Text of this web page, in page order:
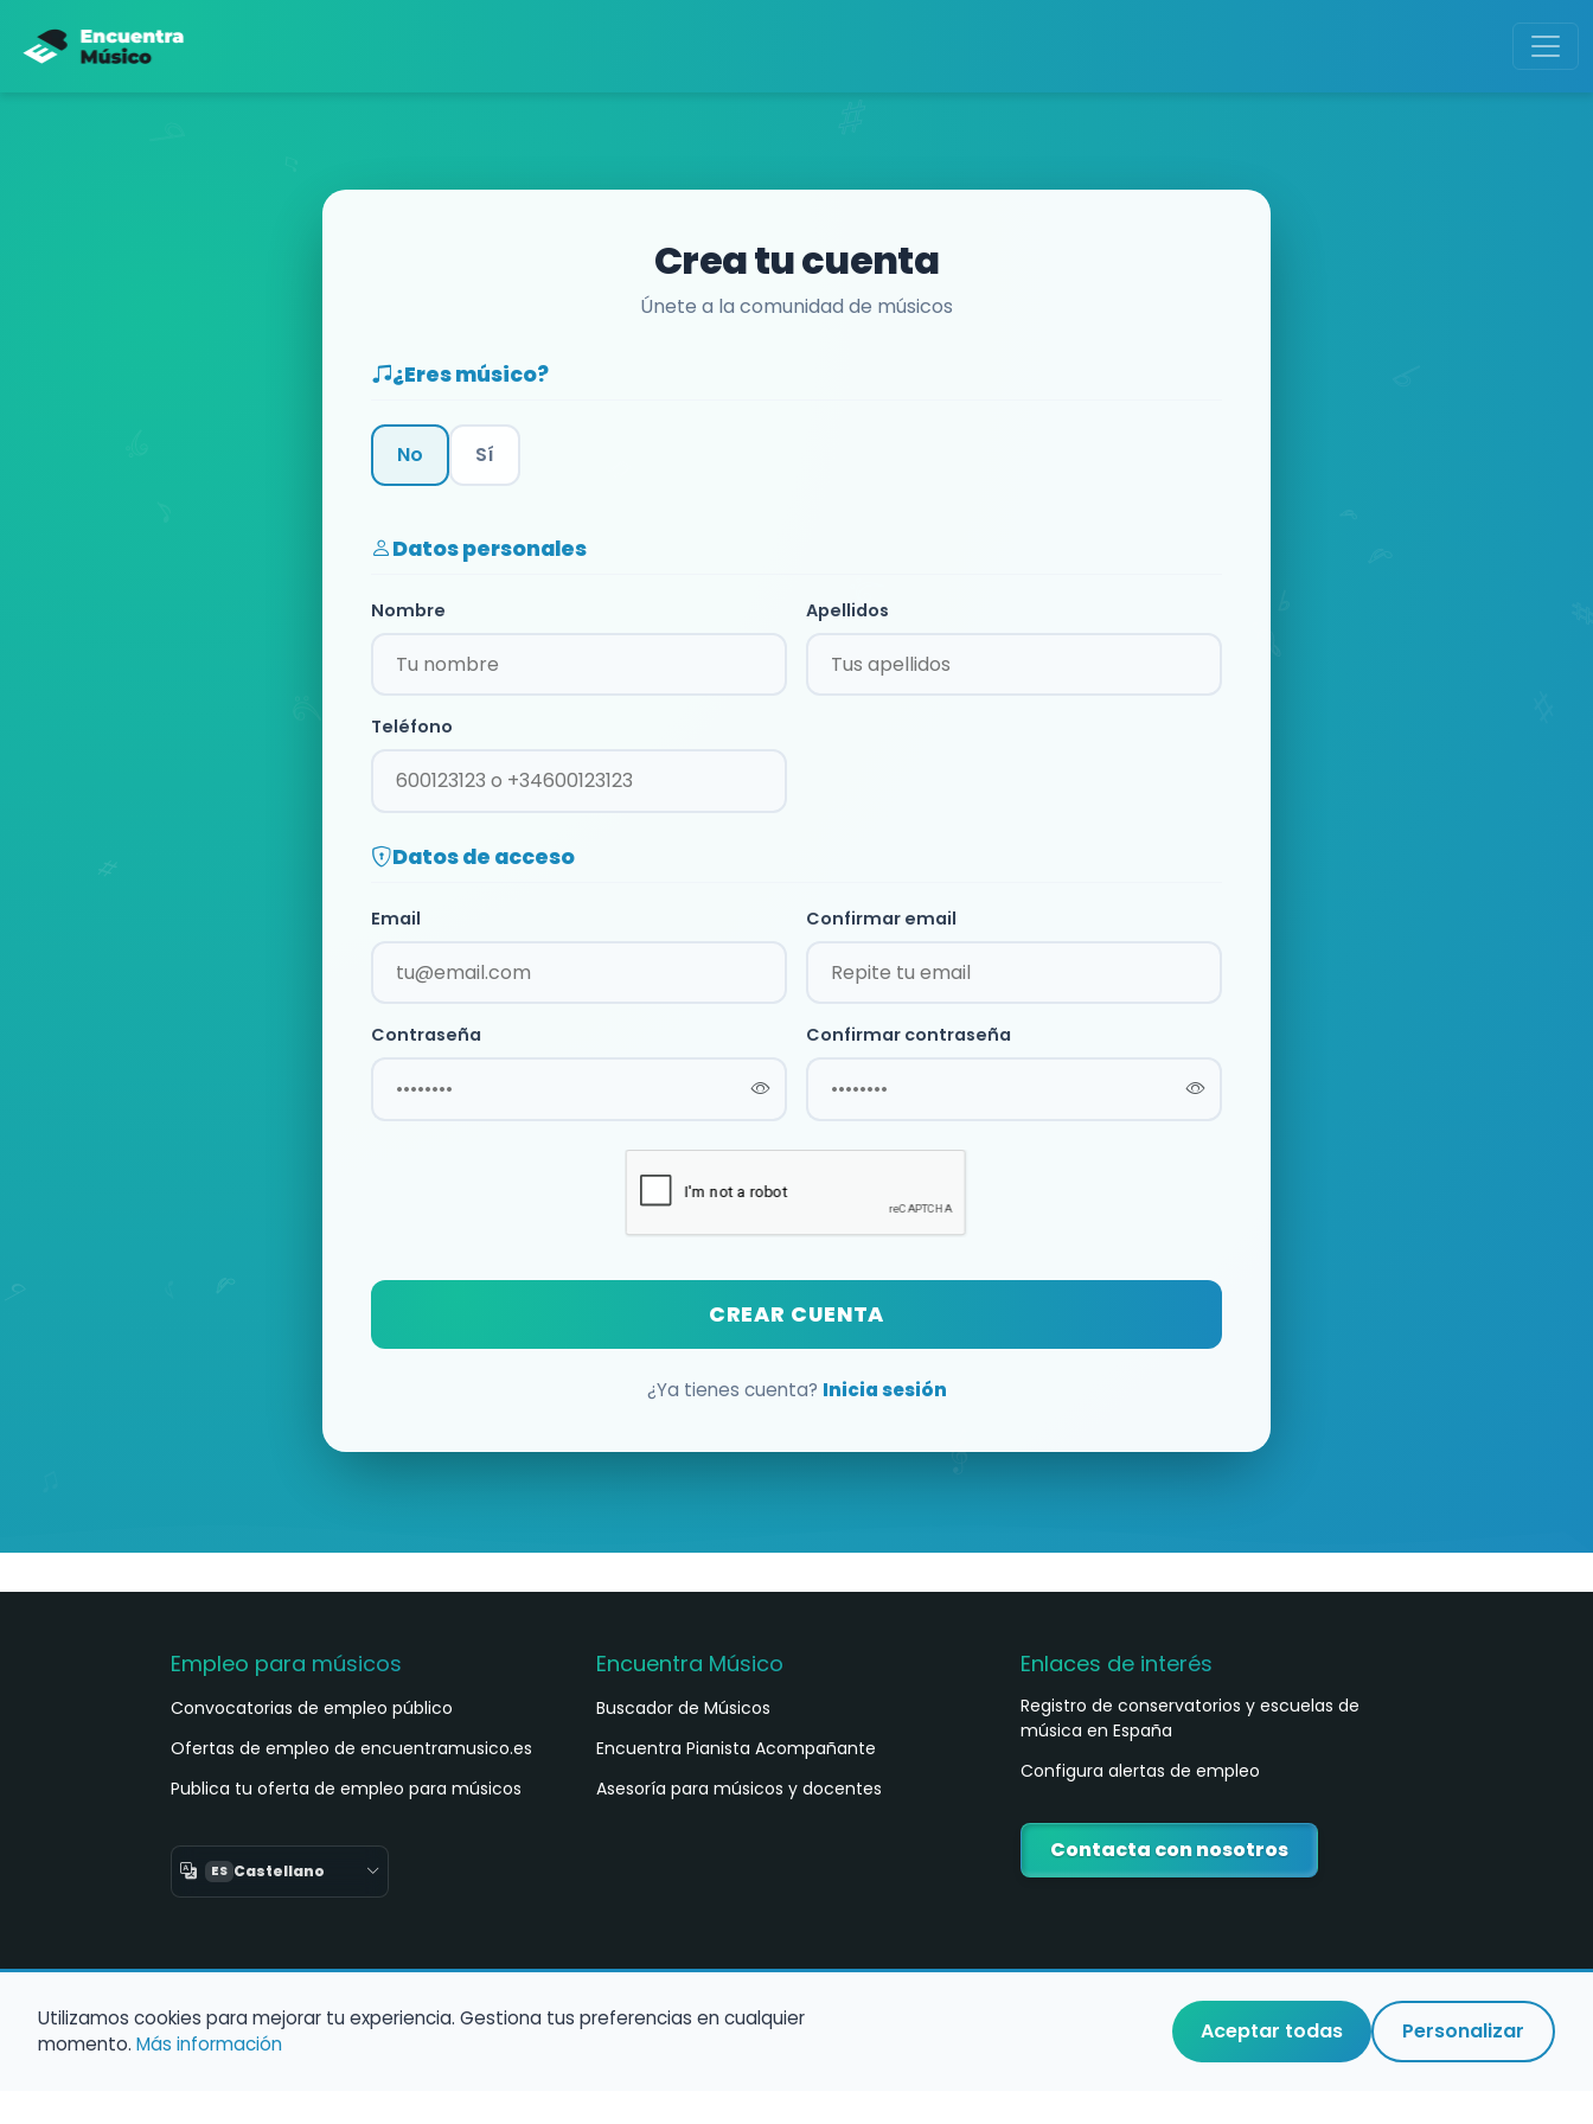
Crea tu cuenta
Únete a la comunidad de músicos
¿Eres músico?
No Sí
Datos personales
Nombre Apellidos
Teléfono
Datos de acceso
Email Confirmar email
Contraseña Confirmar contraseña
CREAR CUENTA
¿Ya tienes cuenta? Inicia sesión
Empleo para músicos
Convocatorias de empleo público
Ofertas de empleo de encuentramusico.es
Publica tu oferta de empleo para músicos
ES Castellano
Encuentra Músico
Buscador de Músicos
Encuentra Pianista Acompañante
Asesoría para músicos y docentes
Enlaces de interés
Registro de conservatorios y escuelas de
música en España
Configura alertas de empleo
Contacta con nosotros
Utilizamos cookies para mejorar tu experiencia. Gestiona tus preferencias en cualquier
momento. Más información Aceptar todas Personalizar